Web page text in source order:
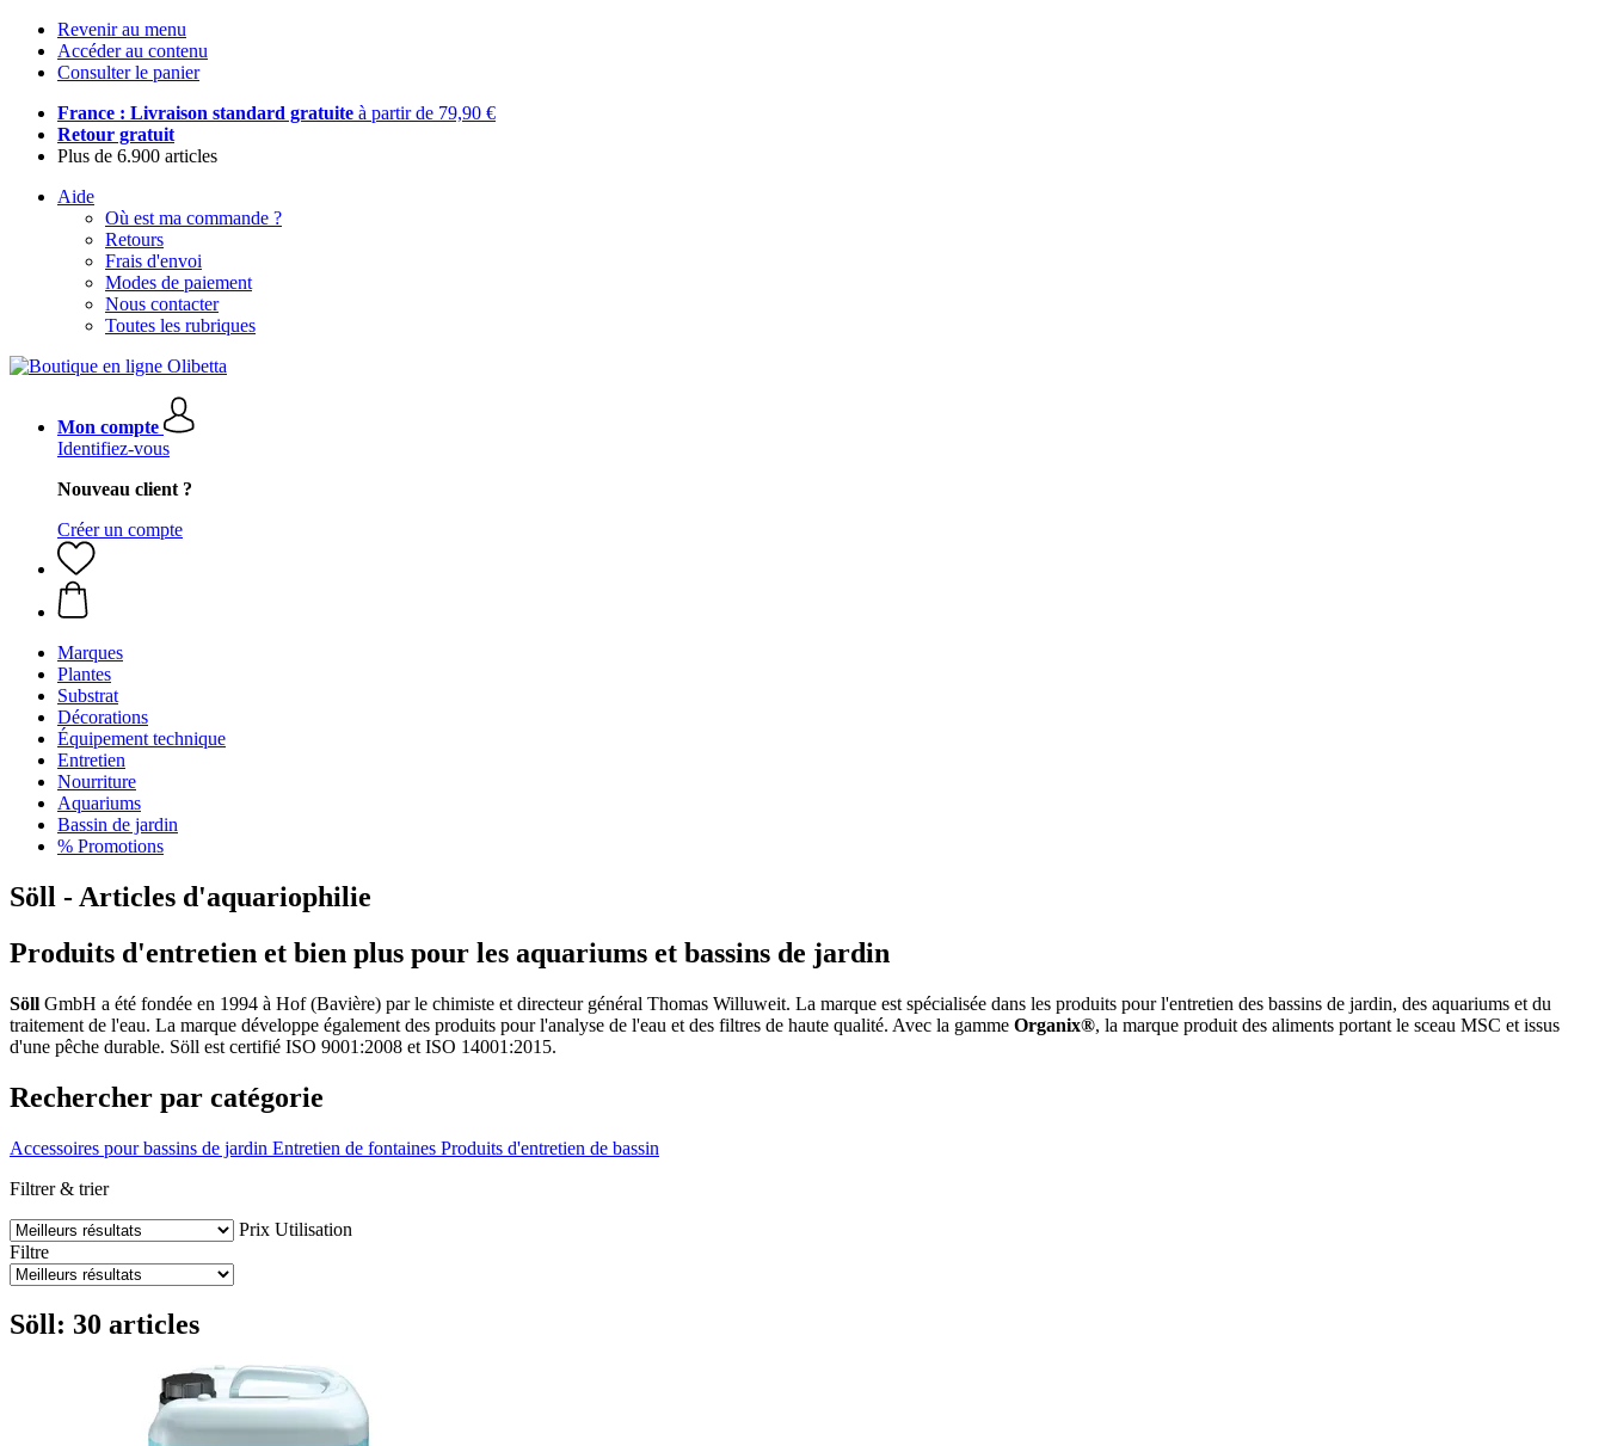
Revenir au menu
Accéder au contenu
Consulter le panier
France : Livraison standard gratuite à partir de 79,90 €
Retour gratuit
Plus de 6.900 articles
Aide
Où est ma commande ?
Retours
Frais d'envoi
Modes de paiement
Nous contacter
Toutes les rubriques
Mon compte
Identifiez-vous
Nouveau client ?
Créer un compte
Marques
Plantes
Substrat
Décorations
Équipement technique
Entretien
Nourriture
Aquariums
Bassin de jardin
% Promotions
Söll - Articles d'aquariophilie
Produits d'entretien et bien plus pour les aquariums et bassins de jardin
Söll GmbH a été fondée en 1994 à Hof (Bavière) par le chimiste et directeur général Thomas Willuweit. La marque est spécialisée dans les produits pour l'entretien des bassins de jardin, des aquariums et du
traitement de l'eau. La marque développe également des produits pour l'analyse de l'eau et des filtres de haute qualité. Avec la gamme Organix®, la marque produit des aliments portant le sceau MSC et issus
d'une pêche durable. Söll est certifié ISO 9001:2008 et ISO 14001:2015.
Rechercher par catégorie
Accessoires pour bassins de jardin Entretien de fontaines Produits d'entretien de bassin
Filtrer & trier
Prix Utilisation
Filtre
Söll: 30 articles